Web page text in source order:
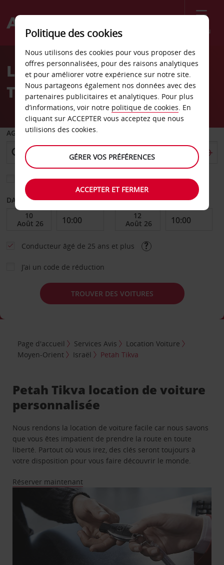
Menu
Welcome
AvisLocation de voiture Petah
Tikva
AGENCE DE DÉPART
Sélectionnez une autre agence de retour
DATE DE DÉBUT DATE DE FIN
Conducteur âgé de 25 ans et plus
J’ai un code de réduction
TROUVER DES VOITURES
Page d'accueil Services Avis
Location Voiture
Moyen-Orient
Israël Petah Tikva
Petah Tikva location de voiture
personnalisée
Nous rendons la location de voiture facile car nous savons
que vous êtes impatient de prendre la route en toute
liberté. Partout où vous irez, des clés seront toujours à
votre disposition pour vous faire découvrir le monde.
Réserver maintenant
Politique des cookies
Nous utilisons des cookies pour vous proposer des
offres personnalisées, pour des raisons analytiques
et pour améliorer votre expérience sur notre site.
Nous partageons également nos données avec des
partenaires publicitaires et analytiques. Pour plus
d’informations, voir notre politique de cookies. En
cliquant sur ACCEPTER vous acceptez que nous
utilisions des cookies.
GÉRER VOS PRÉFÉRENCES
ACCEPTER ET FERMER